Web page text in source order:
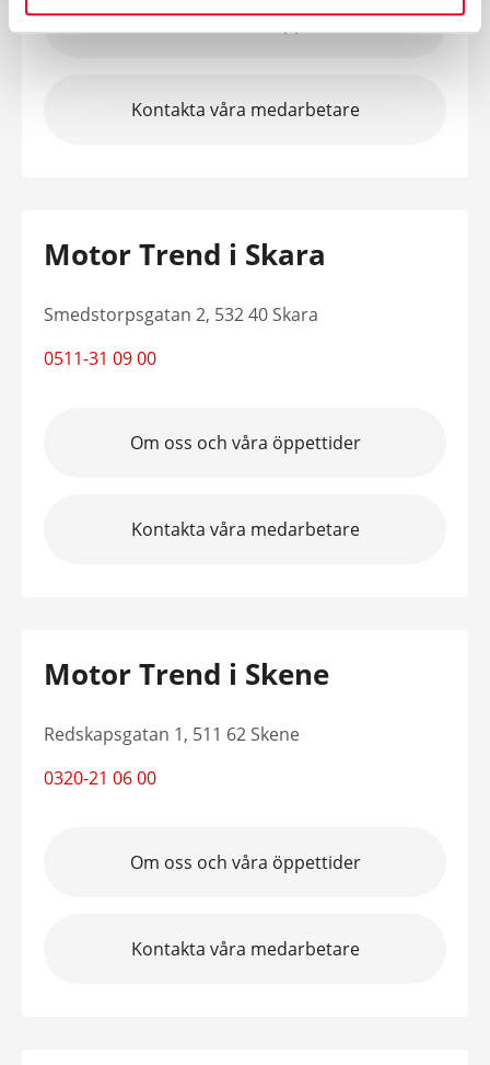
Om oss och våra öppettider
Kontakta våra medarbetare
Motor Trend i Skara
Smedstorpsgatan 2, 532 40 Skara
0511-31 09 00
Om oss och våra öppettider
Kontakta våra medarbetare
Motor Trend i Skene
Redskapsgatan 1, 511 62 Skene
0320-21 06 00
Om oss och våra öppettider
Kontakta våra medarbetare